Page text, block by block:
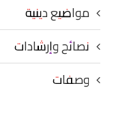
مواضيع دينية
نصائح وإرشادات
وصفات